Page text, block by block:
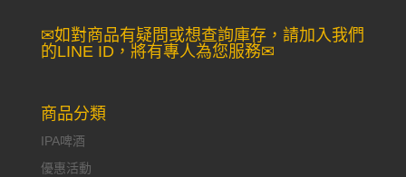
✉如對商品有疑問或想查詢庫存，請加入我們
的LINE ID，將有專人為您服務✉
商品分類
IPA啤酒
優惠活動